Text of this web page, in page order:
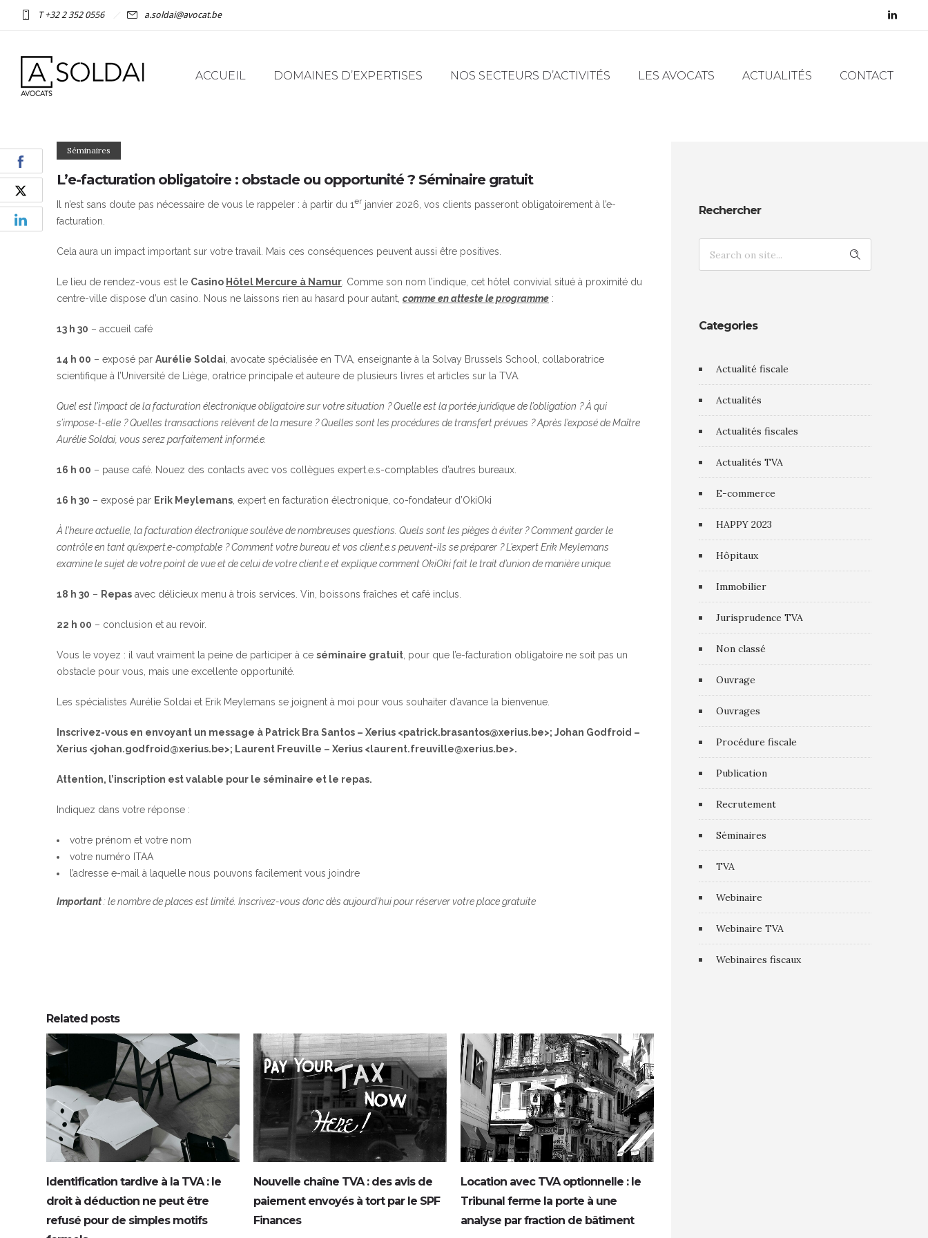
T +32 2 352 0556 a.soldai@avocat.be
ACCUEIL DOMAINES D’EXPERTISES NOS SECTEURS D’ACTIVITÉS LES AVOCATS ACTUALITÉS CONTACT
Séminaires
L’e-facturation obligatoire : obstacle ou opportunité ? Séminaire gratuit
Il n’est sans doute pas nécessaire de vous le rappeler : à partir du 1er janvier 2026, vos clients passeront obligatoirement à l’e-
facturation.
Cela aura un impact important sur votre travail. Mais ces conséquences peuvent aussi être positives.
Le lieu de rendez-vous est le Casino Hôtel Mercure à Namur . Comme son nom l’indique, cet hôtel convivial situé à proximité du
centre-ville dispose d’un casino. Nous ne laissons rien au hasard pour autant, comme en atteste le programme :
13 h 30 – accueil café
14 h 00 – exposé par Aurélie Soldai , avocate spécialisée en TVA, enseignante à la Solvay Brussels School, collaboratrice
scientifique à l’Université de Liège, oratrice principale et auteure de plusieurs livres et articles sur la TVA.
Quel est l’impact de la facturation électronique obligatoire sur votre situation ? Quelle est la portée juridique de l’obligation ? À qui
s’impose-t-elle ? Quelles transactions relèvent de la mesure ? Quelles sont les procédures de transfert prévues ? Après l’exposé de Maître
Aurélie Soldai, vous serez parfaitement informé.e.
16 h 00 – pause café. Nouez des contacts avec vos collègues expert.e.s-comptables d’autres bureaux.
16 h 30 – exposé par Erik Meylemans , expert en facturation électronique, co-fondateur d’OkiOki
À l’heure actuelle, la facturation électronique soulève de nombreuses questions. Quels sont les pièges à éviter ? Comment garder le
contrôle en tant qu’expert.e-comptable ? Comment votre bureau et vos client.e.s peuvent-ils se préparer ? L’expert Erik Meylemans
examine le sujet de votre point de vue et de celui de votre client.e et explique comment OkiOki fait le trait d’union de manière unique.
18 h 30 – Repas avec délicieux menu à trois services. Vin, boissons fraîches et café inclus.
22 h 00 – conclusion et au revoir.
Vous le voyez : il vaut vraiment la peine de participer à ce séminaire gratuit , pour que l’e-facturation obligatoire ne soit pas un
obstacle pour vous, mais une excellente opportunité.
Les spécialistes Aurélie Soldai et Erik Meylemans se joignent à moi pour vous souhaiter d’avance la bienvenue.
Inscrivez-vous en envoyant un message à Patrick Bra Santos – Xerius <patrick.brasantos@xerius.be>; Johan Godfroid –
Xerius <johan.godfroid@xerius.be>; Laurent Freuville – Xerius <laurent.freuville@xerius.be>.
Attention, l’inscription est valable pour le séminaire et le repas.
Indiquez dans votre réponse :
votre prénom et votre nom
votre numéro ITAA
l’adresse e-mail à laquelle nous pouvons facilement vous joindre
Important : le nombre de places est limité. Inscrivez-vous donc dès aujourd’hui pour réserver votre place gratuite
Related posts
0 0
Identification tardive à la TVA : le
droit à déduction ne peut être
refusé pour de simples motifs
Nouvelle chaîne TVA : des avis de
paiement envoyés à tort par le SPF
Finances
Location avec TVA optionnelle : le
Tribunal ferme la porte à une
analyse par fraction de bâtiment
Rechercher
Categories
Actualité fiscale
Actualités
Actualités fiscales
Actualités TVA
E-commerce
HAPPY 2023
Hôpitaux
Immobilier
Jurisprudence TVA
Non classé
Ouvrage
Ouvrages
Procédure fiscale
Publication
Recrutement
Séminaires
TVA
Webinaire
Webinaire TVA
Webinaires fiscaux